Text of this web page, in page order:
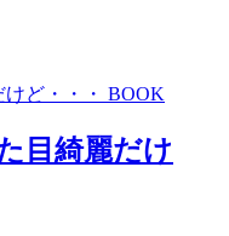
BOOK
目綺麗だけ